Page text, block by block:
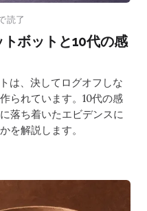
読了
ボットと10代の感
は、決してログオフしな
られています。10代の感
落ち着いたエビデンスに
を解説します。